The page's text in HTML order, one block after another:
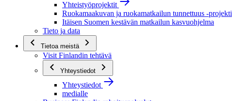
Yhteistyöprojektit
Ruokamaakuvan ja ruokamatkailun tunnettuus -projekti
Itäisen Suomen kestävän matkailun kasvuohjelma
Tieto ja data
Tietoa meistä
Visit Finlandin tehtävä
Yhteystiedot
Yhteystiedot
medialle